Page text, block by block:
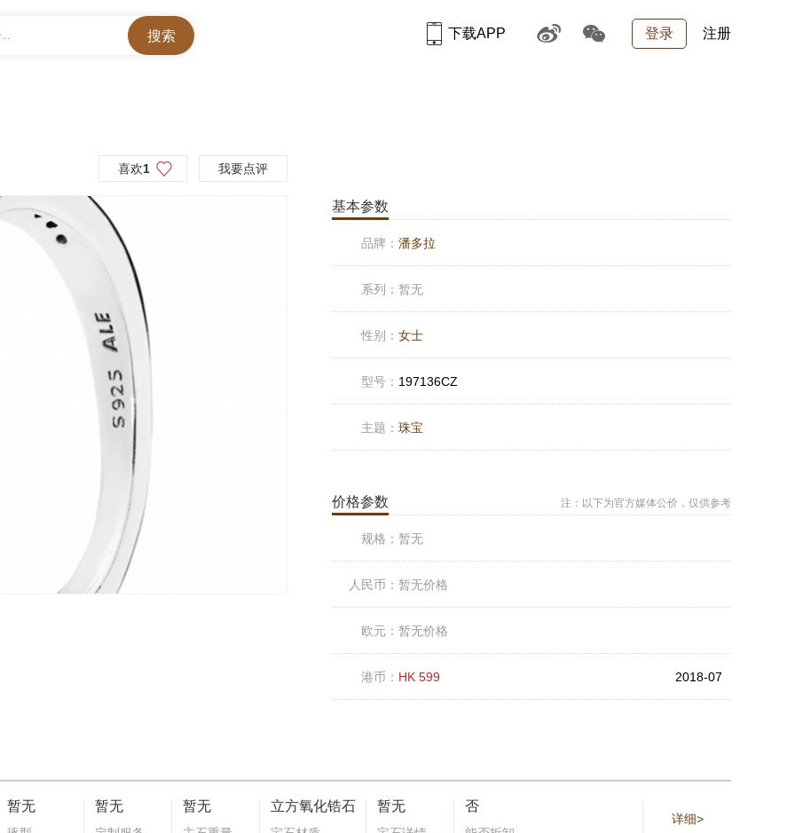
登录 注册
下载APP
喜欢1 我要点评
基本参数
品牌： 潘多拉
系列： 暂无
性别： 女士
型号： 197136CZ
主题： 珠宝
价格参数 注：以下为官方媒体公价，仅供参考
规格： 暂无
人民币： 暂无价格
欧元： 暂无价格
港币： HK 599 2018-07
暂无 暂无 暂无 立方氧化锆石 暂无 否
详细>